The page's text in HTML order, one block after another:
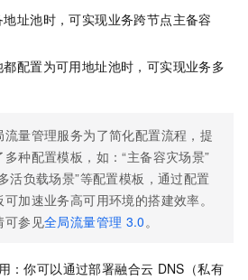
址池时，可实现业务跨节点主备容
配置为可用地址池时，可实现业务多
流量管理服务为了简化配置流程，提
多种配置模板，如：“主备容灾场景”
活负载场景”等配置模板，通过配置
可加速业务高可用环境的搭建效率。
可参见全局流量管理 3.0。
：你可以通过部署融合云 DNS（私有